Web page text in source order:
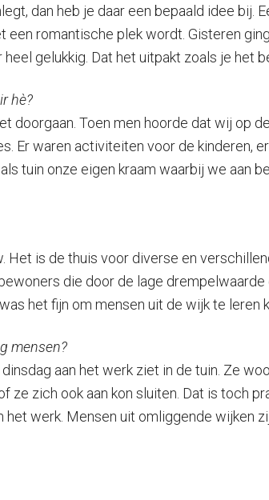
dan heb je daar een bepaald idee bij.
romantische plek wordt. Gisteren
gelukkig. Dat het uitpakt zoals je het
hè?
doorgaan. Toen men hoorde dat wij op
Er waren activiteiten voor de kinderen,
tuin onze eigen kraam waarbij we aan
is de thuis voor diverse en
die door de lage
het fijn om mensen uit de wijk te leren
mensen?
aan het werk ziet in de tuin. Ze
zich ook aan kon sluiten. Dat is toch
werk. Mensen uit omliggende wijken